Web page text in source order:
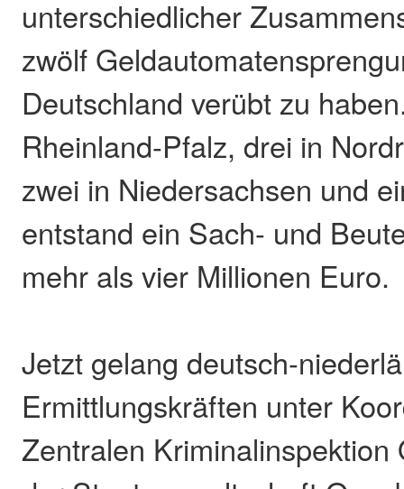
unterschiedlicher
zwölf
Deutschland verübt zu
Rheinland-Pfalz, drei in
zwei in Niedersachsen und
entstand ein Sach- und
mehr als vier Millionen Euro.
Jetzt gelang deutsch-
Ermittlungskräften unter
Zentralen Kriminalinspektion